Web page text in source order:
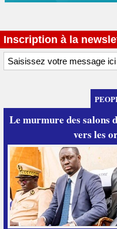
Inscription à la
Le murmure des salons
vers les